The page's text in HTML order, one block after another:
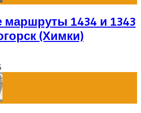
1434 и 1343
(Химки)